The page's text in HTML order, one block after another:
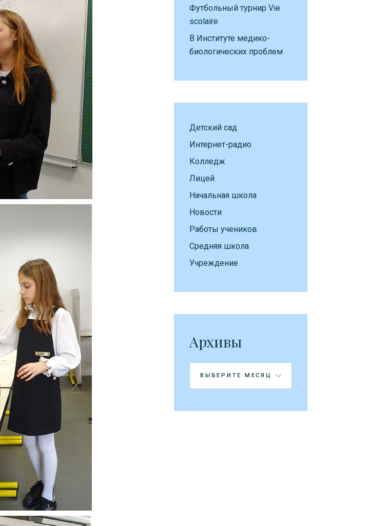
Футбольный турнир Vie
scolaire
В Институте медико-
биологических проблем
Детский сад
Интернет-радио
Колледж
Лицей
Начальная школа
Новости
Работы учеников
Средняя школа
Учреждение
Архивы
Архивы